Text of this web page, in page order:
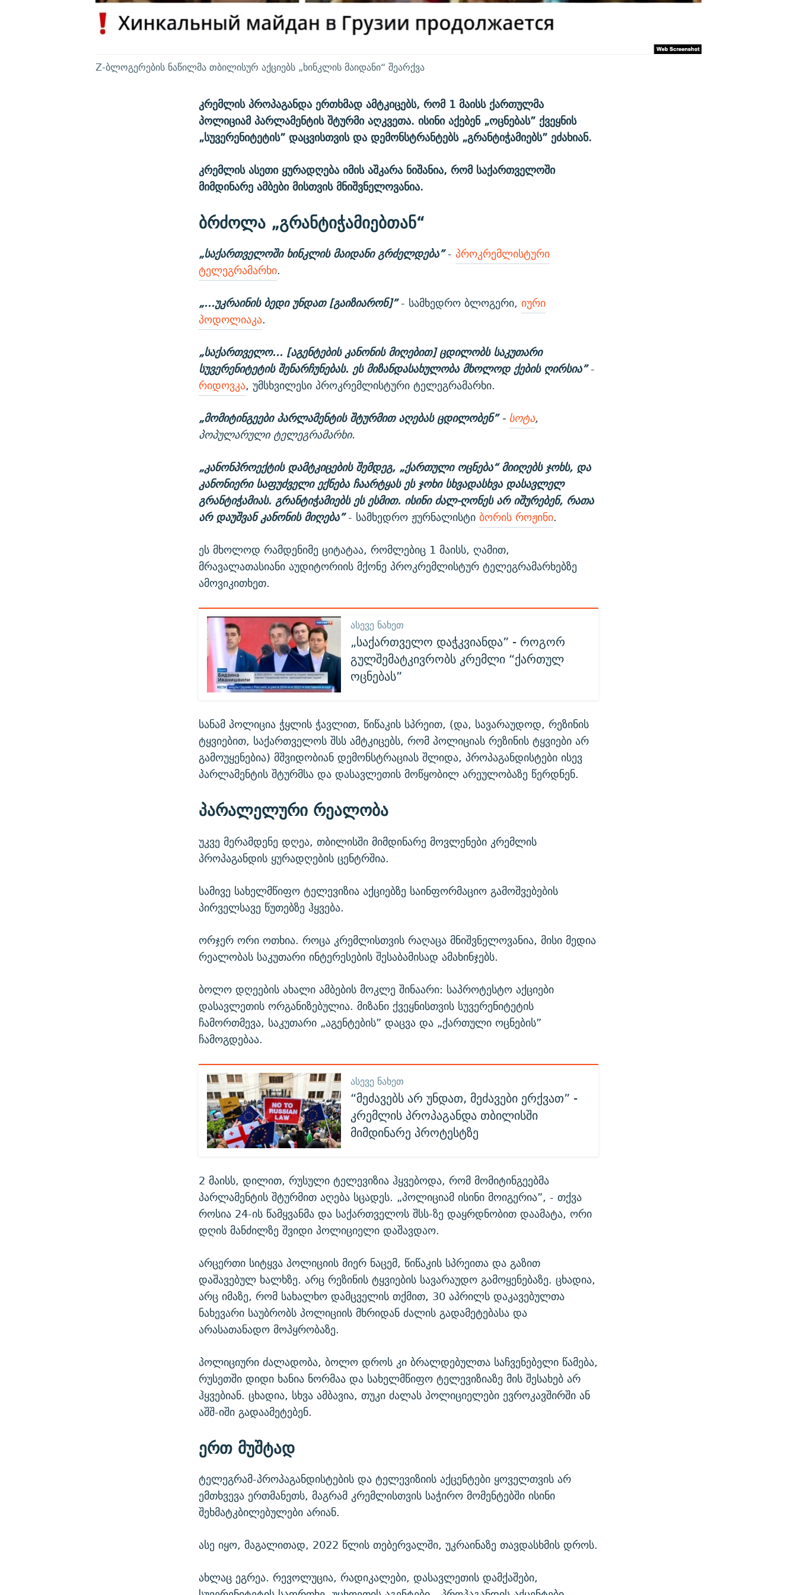
Z-ბლოგერების ნაწილმა თბილისურ აქციებს „ხინკლის მაიდანი“ შეარქვა
კრემლის პროპაგანდა ერთხმად ამტკიცებს, რომ 1 მაისს ქართულმა
პოლიციამ პარლამენტის შტურმი აღკვეთა. ისინი აქებენ „ოცნებას” ქვეყნის
„სუვერენიტეტის” დაცვისთვის და დემონსტრანტებს „გრანტიჭამიებს” ეძახიან.
კრემლის ასეთი ყურადღება იმის აშკარა ნიშანია, რომ საქართველოში
მიმდინარე ამბები მისთვის მნიშვნელოვანია.
ბრძოლა „გრანტიჭამიებთან“
„საქართველოში ხინკლის მაიდანი გრძელდება”- პროკრემლისტური
ტელეგრამარხი.
„...უკრაინის ბედი უნდათ [გაიზიარონ]”- სამხედრო ბლოგერი,იური
პოდოლიაკა.
„საქართველო... [აგენტების კანონის მიღებით] ცდილობს საკუთარი
სუვერენიტეტის შენარჩუნებას. ეს მიზანდასახულობა მხოლოდ ქების ღირსია”-
რიდოვკა, უმსხვილესი პროკრემლისტური ტელეგრამარხი.
„მომიტინგეები პარლამენტის შტურმით აღებას ცდილობენ”- სოტა,
პოპულარული ტელეგრამარხი.
„კანონპროექტის დამტკიცების შემდეგ, „ქართული ოცნება“ მიიღებს ჯოხს, და
კანონიერი საფუძველი ექნება ჩაარტყას ეს ჯოხი სხვადასხვა დასავლელ
გრანტიჭამიას. გრანტიჭამიებს ეს ესმით. ისინი ძალ-ღონეს არ იშურებენ, რათა
არ დაუშვან კანონის მიღება”- სამხედრო ჟურნალისტიბორის როჟინი.
ეს მხოლოდ რამდენიმე ციტატაა, რომლებიც 1 მაისს, ღამით,
მრავალათასიანი აუდიტორიის მქონე პროკრემლისტურ ტელეგრამარხებზე
ამოვიკითხეთ.
ᲐᲡᲔᲕᲔ ᲜᲐᲮᲔᲗ
„საქართველო დაჭკვიანდა” - როგორ
გულშემატკივრობს კრემლი “ქართულ
ოცნებას”
სანამ პოლიცია ჭყლის ჭავლით, წიწაკის სპრეით, (და, სავარაუდოდ, რეზინის
ტყვიებით, საქართველოს შსს ამტკიცებს, რომ პოლიციას რეზინის ტყვიები არ
გამოუყენებია) მშვიდობიან დემონსტრაციას შლიდა, პროპაგანდისტები ისევ
პარლამენტის შტურმსა და დასავლეთის მოწყობილ არეულობაზე წერდნენ.
პარალელური რეალობა
უკვე მერამდენე დღეა, თბილისში მიმდინარე მოვლენები კრემლის
პროპაგანდის ყურადღების ცენტრშია.
სამივე სახელმწიფო ტელევიზია აქციებზე საინფორმაციო გამოშვებების
პირველსავე წუთებზე ჰყვება.
ორჯერ ორი ოთხია. როცა კრემლისთვის რაღაცა მნიშვნელოვანია, მისი მედია
რეალობას საკუთარი ინტერესების შესაბამისად ამახინჯებს.
ბოლო დღეების ახალი ამბების მოკლე შინაარი: საპროტესტო აქციები
დასავლეთის ორგანიზებულია. მიზანი ქვეყნისთვის სუვერენიტეტის
ჩამორთმევა, საკუთარი „აგენტების” დაცვა და „ქართული ოცნების”
ჩამოგდებაა.
ᲐᲡᲔᲕᲔ ᲜᲐᲮᲔᲗ
“მეძავებს არ უნდათ, მეძავები ერქვათ” -
კრემლის პროპაგანდა თბილისში
მიმდინარე პროტესტზე
2 მაისს, დილით, რუსული ტელევიზია ჰყვებოდა, რომ მომიტინგეებმა
პარლამენტის შტურმით აღება სცადეს. „პოლიციამ ისინი მოიგერია”, - თქვა
როსია 24-ის წამყვანმა და საქართველოს შსს-ზე დაყრდნობით დაამატა, ორი
დღის მანძილზე შვიდი პოლიციელი დაშავდაო.
არცერთი სიტყვა პოლიციის მიერ ნაცემ, წიწაკის სპრეითა და გაზით
დაშავებულ ხალხზე. არც რეზინის ტყვიების სავარაუდო გამოყენებაზე. ცხადია,
არც იმაზე, რომ სახალხო დამცველის თქმით, 30 აპრილს დაკავებულთა
ნახევარი საუბრობს პოლიციის მხრიდან ძალის გადამეტებასა და
არასათანადო მოპყრობაზე.
პოლიციური ძალადობა, ბოლო დროს კი ბრალდებულთა საჩვენებელი წამება,
რუსეთში დიდი ხანია ნორმაა და სახელმწიფო ტელევიზიაზე მის შესახებ არ
ჰყვებიან. ცხადია, სხვა ამბავია, თუკი ძალას პოლიციელები ევროკავშირში ან
აშშ-იში გადაამეტებენ.
ერთ მუშტად
ტელეგრამ-პროპაგანდისტების და ტელევიზიის აქცენტები ყოველთვის არ
ემთხვევა ერთმანეთს, მაგრამ კრემლისთვის საჭირო მომენტებში ისინი
შეხმატკბილებულები არიან.
ასე იყო, მაგალითად, 2022 წლის თებერვალში, უკრაინაზე თავდასხმის დროს.
ახლაც ეგრეა. რევოლუცია, რადიკალები, დასავლეთის დამქაშები,